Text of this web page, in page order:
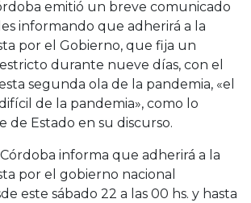
emitió un breve comunicado
informando que adherirá a la
por el Gobierno, que fija un
durante nueve días, con el
segunda ola de la pandemia, «el
de la pandemia», como lo
de Estado en su discurso.
informa que adherirá a la
por el gobierno nacional
este sábado 22 a las 00 hs. y hasta